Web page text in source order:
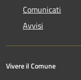
Comunicati
Avvisi
Vivere il Comune